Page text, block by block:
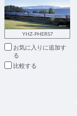
YHZ-PHERS7
お気に入りに追加
比較